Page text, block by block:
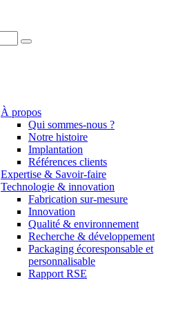
À propos
Qui sommes-nous ?
Notre histoire
Implantation
Références clients
Expertise & Savoir-faire
Technologie & innovation
Fabrication sur-mesure
Innovation
Qualité & environnement
Recherche & développement
Packaging écoresponsable et
personnalisable
Rapport RSE